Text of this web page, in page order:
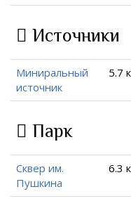
Источники
Миниральный
источник
5.7
Парк
Сквер им.
Пушкина
6.3